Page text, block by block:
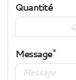
Quantité
Message